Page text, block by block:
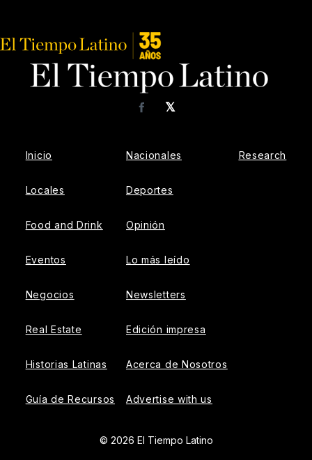
𝕏
Facebook
Inicio
Locales
Food and Drink
Eventos
Negocios
Real Estate
Historias Latinas
Guía de Recursos
Nacionales
Deportes
Opinión
Lo más leído
Newsletters
Edición impresa
Acerca de Nosotros
Advertise with us
Research
© 2026 El Tiempo Latino